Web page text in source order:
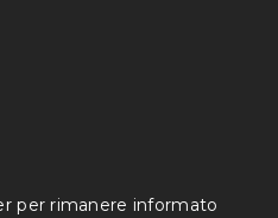
per rimanere informato